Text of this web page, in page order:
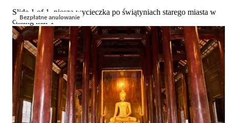
Bezpłatne anulowanie
Slide 1 of 1, piesza wycieczka po świątyniach starego miasta w
chiang mai-1